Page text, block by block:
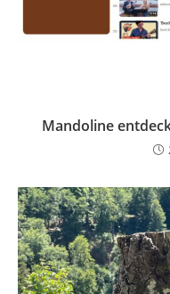
Mandoline